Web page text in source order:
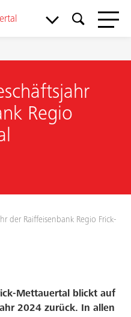
Regio
der Raiffeisenbank Regio Frick-
Mettauertal blickt auf
2024 zurück. In allen